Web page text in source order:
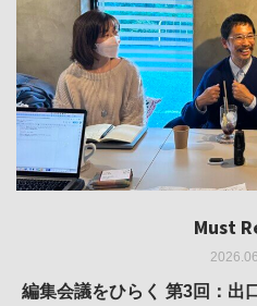
Must
編集会議をひらく 第3回：出
Must
REVIEW｜果たして美術家・
Must
REPORT｜博
Must
REVIEW｜菊池聡太朗
Must
REVIEW｜生の存在証明と